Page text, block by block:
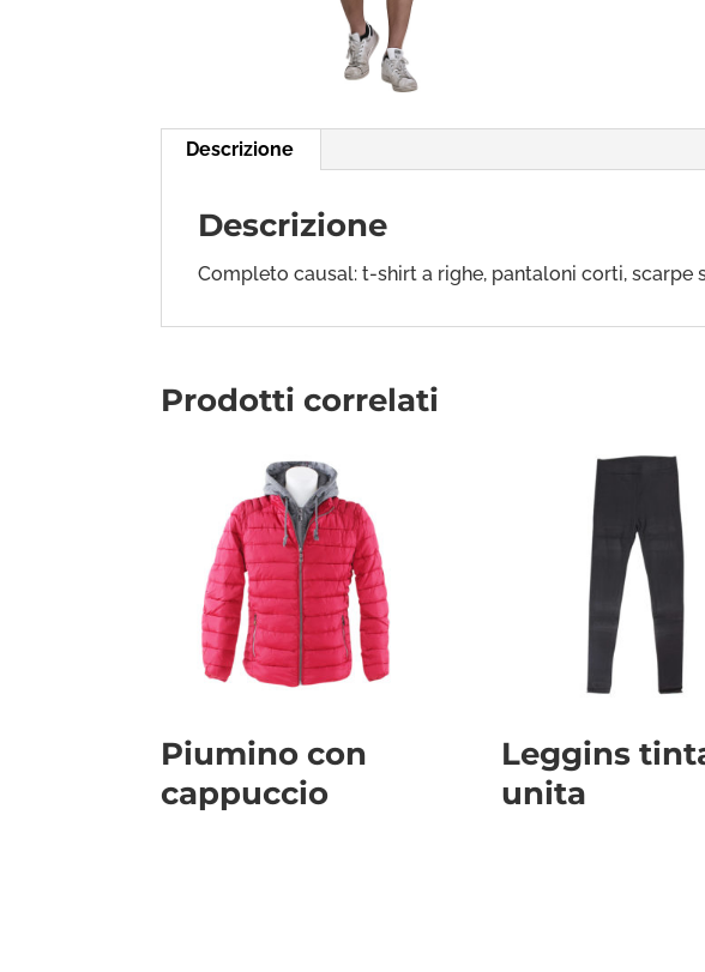
Descrizione
Descrizione
Completo causal: t-shirt a righe, pantaloni corti, scarpe
Prodotti correlati
Piumino con
cappuccio
Leggins
unita